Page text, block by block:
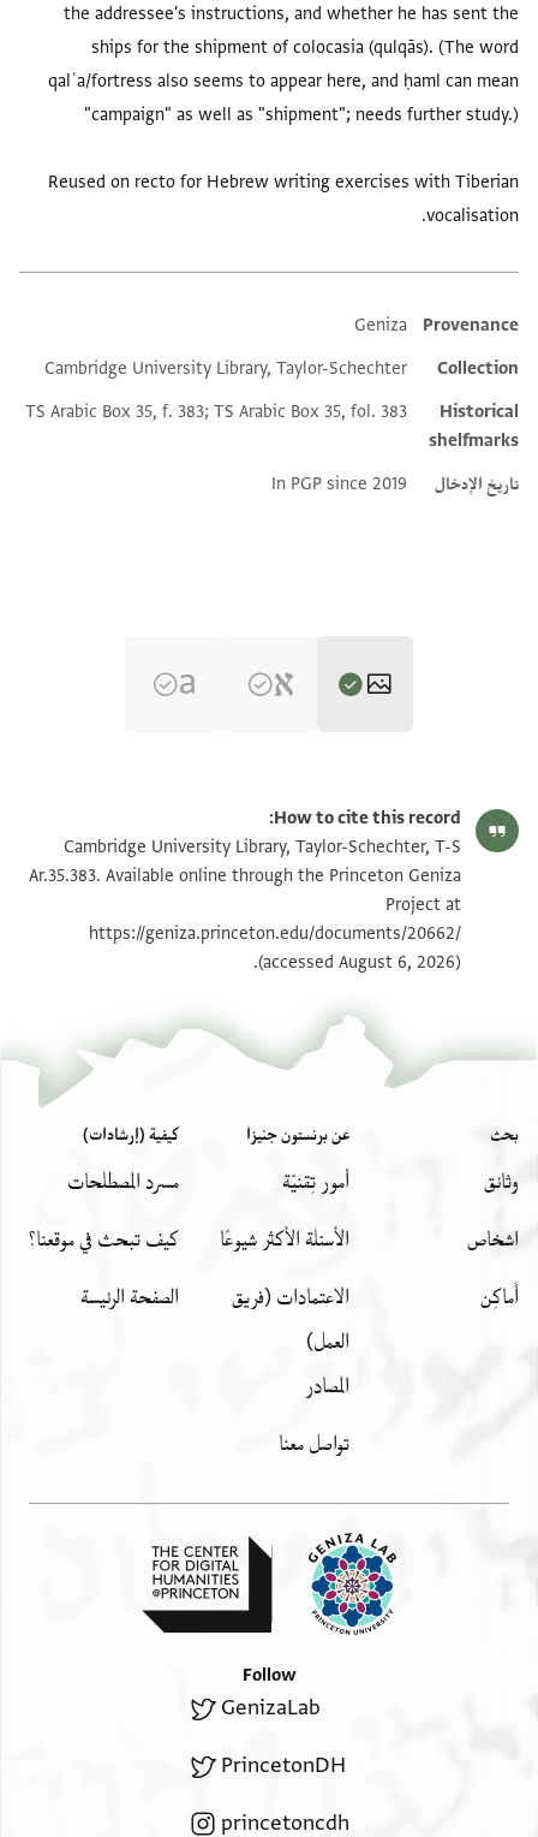
the addressee's instructions, and whether he has sent the
ships for the shipment of colocasia (qulqās). (The word
qalʿa/fortress also seems to appear here, and ḥaml can mean
Reused on recto for Hebrew writing exercises with Tiberian
vocalisation.
Additional metadata
Provenance
Geniza
Collection
Cambridge University Library, Taylor-Schechter
Historical
shelfmarks
TS Arabic Box 35, f. 383; TS Arabic Box 35, fol. 383
تاريخ الإدخال In PGP since 2019
T-S Ar.35.383 1v تكبير و تدوير
بيان أذونات الصورة
How to cite this record:
Cambridge University Library, Taylor-Schechter, T-S
Ar.35.383. Available online through the Princeton Geniza
Project at
https://geniza.princeton.edu/documents/20662/
(accessed August 6, 2026).
بحث
وثائق
اشخاص
أَماكِن
عن برنستون جنيزا
أمور تِقنيّة
الأسئلة الأكثر شيوعًا
الاعتمادات (فريق
العمل)
المصادر
تواصل معنا
كيفية (إرشادات)
مسرد المصطلحات
كيف تبحث في موقعنا؟
الصفحة الرئيسة
Follow
GenizaLab
PrincetonDH
princetoncdh